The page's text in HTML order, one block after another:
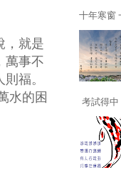
，就是
萬事不
福。
水的困
十年寒窗
考試得